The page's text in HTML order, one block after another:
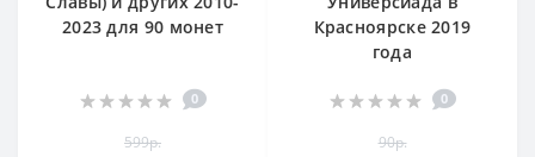
2023 для 90 монет
0
599р.
Красноярске 2019
года
0
90р.